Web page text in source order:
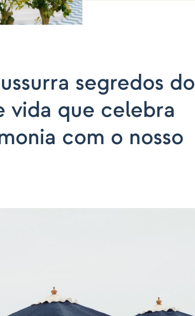
segredos do
vida que celebra
com o nosso